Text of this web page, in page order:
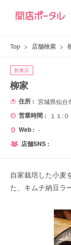
Top > 店舗検索 >
飲食店
柳家
住所 : 宮城県仙台
営業時間 : １１:
Web : -
店舗SNS :
自家栽培した小麦
た、キムチ納豆ラ